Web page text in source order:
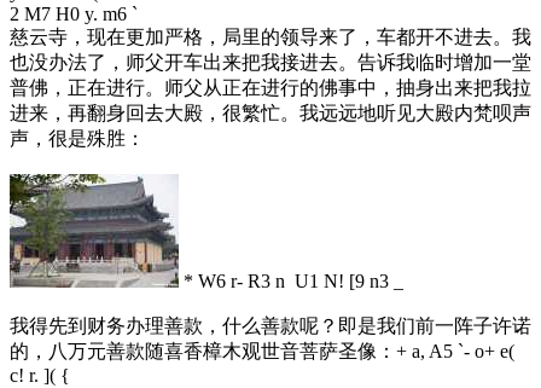
2 M7 H0 y. m6 `
慈云寺，现在更加严格，局里的领导来了，车都开不进去。我
也没办法了，师父开车出来把我接进去。告诉我临时增加一堂
普佛，正在进行。师父从正在进行的佛事中，抽身出来把我拉
进来，再翻身回去大殿，很繁忙。我远远地听见大殿内梵呗声
声，很是殊胜：
* W6 r- R3 n U1 N! [9 n3 _
我得先到财务办理善款，什么善款呢？即是我们前一阵子许诺
的，八万元善款随喜香樟木观世音菩萨圣像： + a, A5 `- o+ e(
c! r. ]( {